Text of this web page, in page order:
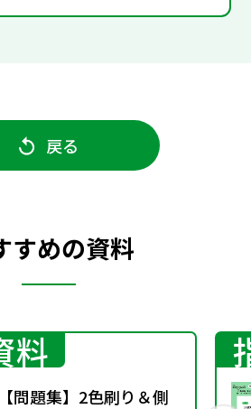
戻る
すめの資料
料
【問題集】2色刷り＆側